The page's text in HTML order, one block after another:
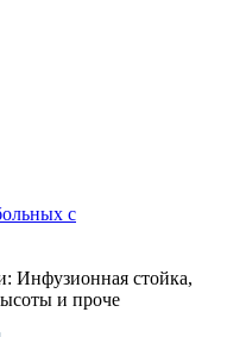
с
Инфузионная стойка,
и проче